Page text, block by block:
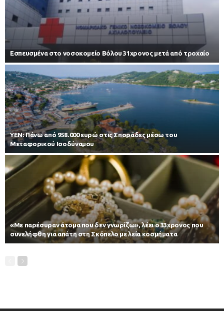
Εσπευσμένα στο νοσοκομείο Βόλου 31χρονος μετά από τροχαίο
ΥΕΝ: Πάνω από 958.000 ευρώ στις Σποράδες μέσω του
Μεταφορικού Ισοδύναμου
«Με παρέσυραν άτομα που δεν γνωρίζω», λέει ο 33χρονος που
συνελήφθη για απάτη στη Σκόπελο με λεία κοσμήματα